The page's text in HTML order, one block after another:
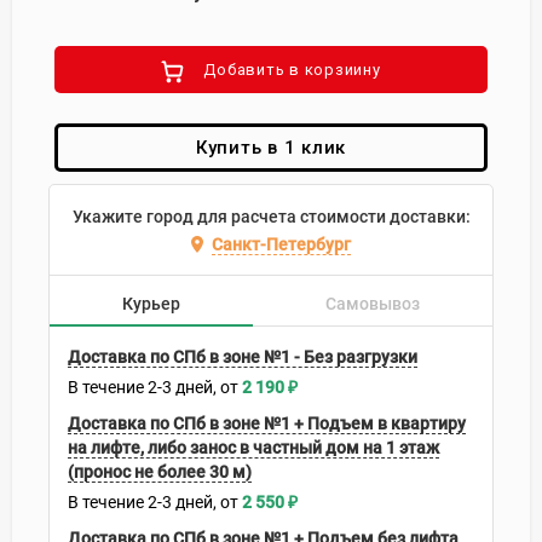
Добавить в корзиину
Купить в 1 клик
Укажите город для расчета стоимости доставки:
Санкт-Петербург
Курьер Самовывоз
Доставка по СПб в зоне №1 - Без разгрузки
В течение2-3 дней 2 190₽
Доставка по СПб в зоне №1 + Подъем в квартиру
на лифте, либо занос в частный дом на 1 этаж
(пронос не более 30 м)
В течение2-3 дней 2 550₽